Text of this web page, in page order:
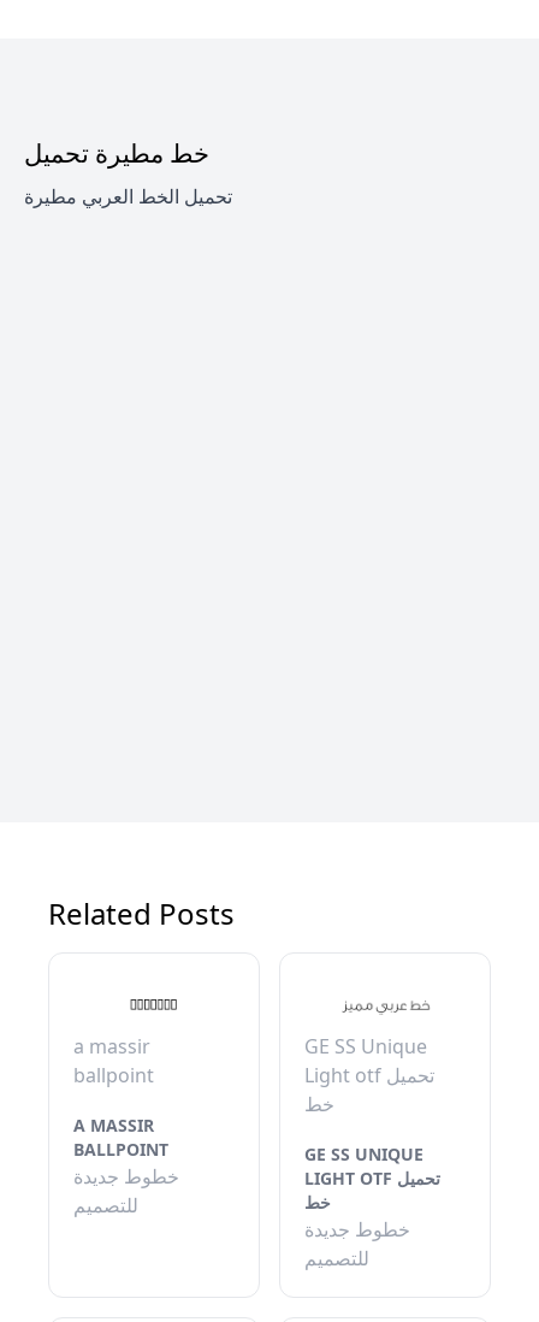
خط مطيرة تحميل
تحميل الخط العربي مطيرة
Related Posts
a massir
ballpoint
A MASSIR
BALLPOINT
خطوط جديدة
للتصميم
GE SS Unique
Light otf تحميل
خط
GE SS UNIQUE
LIGHT OTF تحميل
خط
خطوط جديدة
للتصميم